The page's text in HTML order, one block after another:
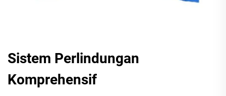
Sistem Perlindungan
Komprehensif